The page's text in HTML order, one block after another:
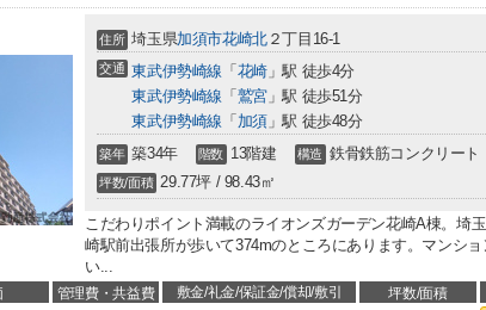
住所 埼玉県加須市花崎北２丁目16-1
交通 東武伊勢崎線 「 花崎」駅 徒歩4分
東武伊勢崎線 「 鷲宮」駅 徒歩51分
東武伊勢崎線 「 加須」駅 徒歩48分
築年 築34年 階数 13階建 構造 鉄骨鉄筋コンクリート
坪数/面積 29.77坪 / 98.43㎡
こだわりポイント満載のライオンズガーデン花崎A棟。埼
崎駅前出張所が歩いて374mのところにあります。マンシ
い...
管理費・共益費 敷金/礼金/保証金/償却/敷引 坪数/面積